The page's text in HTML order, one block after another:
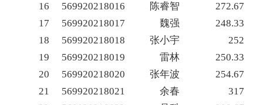
16
569920218016 陈睿智
272.67
17
569920218017 魏强
248.33
18
569920218018 张小宇
252
19
569920218019 雷林
250.33
20
569920218020 张年波
254.67
21
569920218021 余春
317